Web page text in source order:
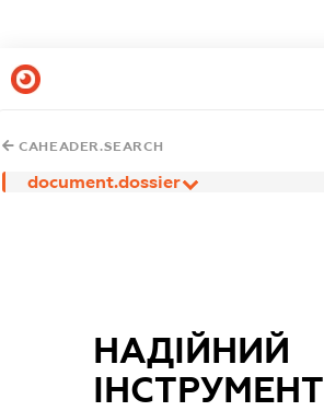
CAHEADER.SEARCH
document.dossier
НАДІЙНИЙ
ІНСТРУМЕНТ